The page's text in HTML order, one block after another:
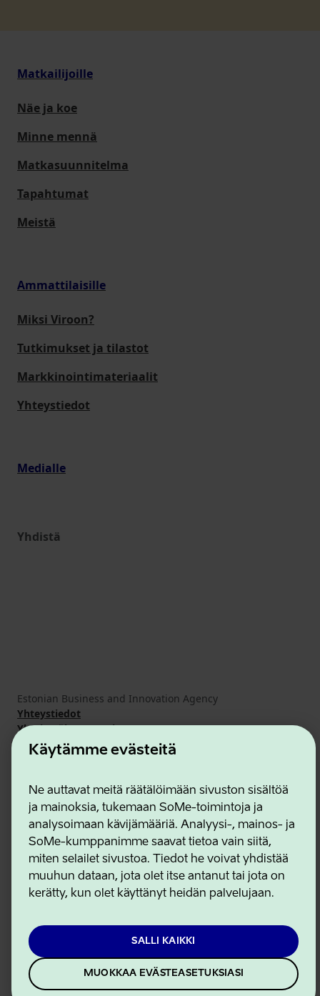
Käytämme evästeitä
Ne auttavat meitä räätälöimään sivuston sisältöä
ja mainoksia, tukemaan SoMe-toimintoja ja
analysoimaan kävijämääriä. Analyysi-, mainos- ja
SoMe-kumppanimme saavat tietoa vain siitä,
miten selailet sivustoa. Tiedot he voivat yhdistää
muuhun dataan, jota olet itse antanut tai jota on
kerätty, kun olet käyttänyt heidän palvelujaan.
SALLI KAIKKI
MUOKKAA EVÄSTEASETUKSIASI
Matkailijoille
Näe ja koe
Minne mennä
Matkasuunnitelma
Tapahtumat
Meistä
Ammattilaisille
Miksi Viroon?
Tutkimukset ja tilastot
Markkinointimateriaalit
Yhteystiedot
Medialle
Yhdistä
Estonian Business and Innovation Agency
Yhteystiedot
Yhteistyökumppanit
Käyttöehdot
Eväste- ja tietosuojakäytäntö